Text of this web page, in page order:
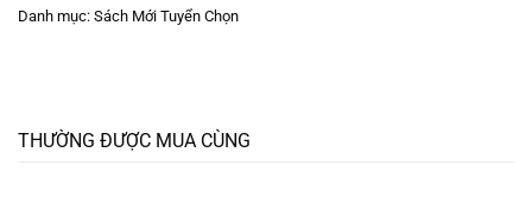
Danh mục: Sách Mới Tuyển Chọn
THƯỜNG ĐƯỢC MUA CÙNG